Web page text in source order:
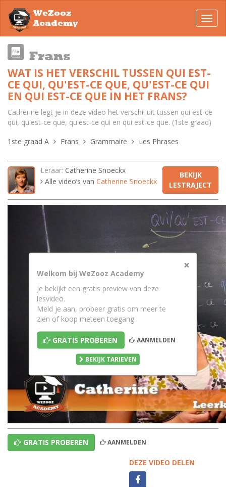
WeZooz
Academy
Frans
WAT IS HET VERSCHIL TUSSEN QUI EST-
CE QUI, QU'EST-CE QUE, QU'EST-CE QUI
EN QUI EST-CE QUE IN HET FRANS?
Catherine legt je in deze video het verschil uit tussen qui est-ce
qui, qu'est-ce que, qu'est-ce qui en qui est-ce que. (1ste graad)
1ste graad A
Frans Grammaire Les Phrases
Leraar: Catherine Snoeckx
Alle video’s van Catherine Snoeckx
BEKIJK
LESTRAJECT
×
Welkom bij WeZooz Academy
Je bekijkt een gratis preview van deze
lesvideo.
Meld je aan, probeer gratis om meer te
zien of koop meteen toegang.
GRATIS PROBEREN AANMELDEN
BEKIJK TARIEVEN
GRATIS PROBEREN AANMELDEN
DEZE VIDEO DELEN